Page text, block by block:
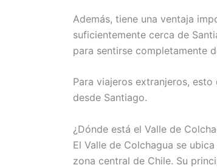
Además, tiene una ventaja
suficientemente cerca de
para sentirse completamente
Para viajeros extranjeros,
desde Santiago.
¿Dónde está el Valle de
El Valle de Colchagua se
zona central de Chile. Su